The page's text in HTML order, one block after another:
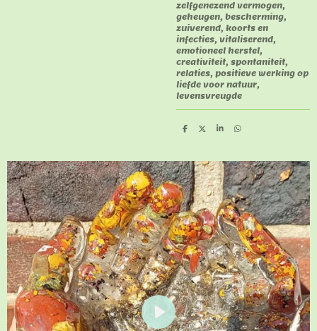
zelfgenezend vermogen,
geheugen, bescherming,
zuiverend, koorts en
infecties, vitaliserend,
emotioneel herstel,
creativiteit, spontaniteit,
relaties, positieve werking op
liefde voor natuur,
levensvreugde
D
n
D
S
e
D
n